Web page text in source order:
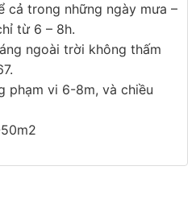
cả trong những ngày mưa –
từ 6 – 8h.
ngoài trời không thấm
phạm vi 6-8m, và chiều